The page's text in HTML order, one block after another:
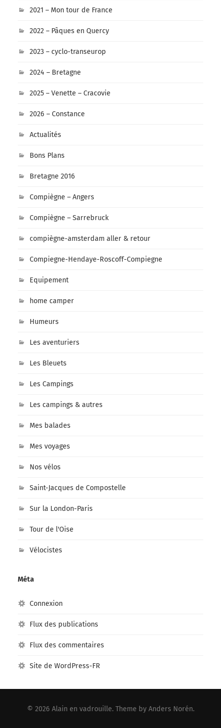
2021 – Mon tour de France
2022 – Pâques en Quercy
2023 – cyclo-transeurop
2024 – Bretagne
2025 – Venette – Cracovie
2026 – Constance
Actualités
Bons Plans
Bretagne 2016
Compiègne – Angers
Compiègne – Sarrebruck
compiègne-amsterdam aller & retour
Compiegne-Hendaye-Roscoff-Compiegne
Equipement
home camper
Humeurs
Les aventuriers
Les Bleuets
Les Campings
Les campings & autres
Mes balades
Mes voyages
Nos vélos
Saint-Jacques de Compostelle
Sur la London-Paris
Tour de l'Oise
Vélocistes
Méta
Connexion
Flux des publications
Flux des commentaires
Site de WordPress-FR
© 2026 Alain en vadrouille. Theme by Anders Norén.